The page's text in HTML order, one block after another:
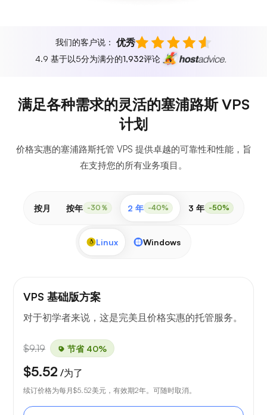
我们的客户说： 优秀
4.9 基于以5分为满分的1,932评论
满足各种需求的灵活的塞浦路斯 VPS
计划
价格实惠的塞浦路斯托管 VPS 提供卓越的可靠性和性能，旨
在支持您的所有业务项目。
按月 按年 -30％ 2 年 -40% 3 年 -50%
Linux Windows
VPS 基础版方案
对于初学者来说，这是完美且价格实惠的托管服务。
$9.19 节省 40%
$5.52 /为了
续订价格为每月$5.52美元，有效期2年。可随时取消。